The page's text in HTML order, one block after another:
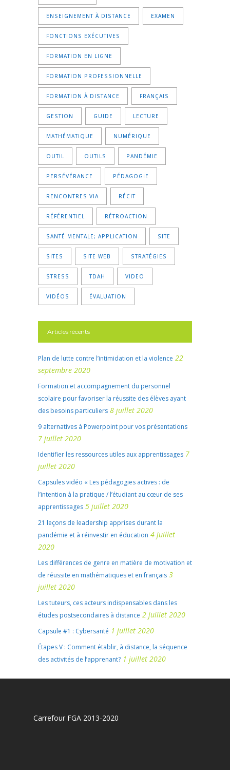
ENSEIGNEMENT À DISTANCE EXAMEN
FONCTIONS EXÉCUTIVES
FORMATION EN LIGNE
FORMATION PROFESSIONNELLE
FORMATION À DISTANCE FRANÇAIS
GESTION GUIDE LECTURE
MATHÉMATIQUE NUMÉRIQUE
OUTIL OUTILS PANDÉMIE
PERSÉVÉRANCE PÉDAGOGIE
RENCONTRES VIA RÉCIT
RÉFÉRENTIEL RÉTROACTION
SANTÉ MENTALE; APPLICATION SITE
SITES SITE WEB STRATÉGIES
STRESS TDAH VIDEO
VIDÉOS ÉVALUATION
Articles récents
Plan de lutte contre l’intimidation et la violence 22
septembre 2020
Formation et accompagnement du personnel
scolaire pour favoriser la réussite des élèves ayant
des besoins particuliers 8 juillet 2020
9 alternatives à Powerpoint pour vos présentations
7 juillet 2020
Identifier les ressources utiles aux apprentissages 7
juillet 2020
Capsules vidéo « Les pédagogies actives : de
l’intention à la pratique / l’étudiant au cœur de ses
apprentissages 5 juillet 2020
21 leçons de leadership apprises durant la
pandémie et à réinvestir en éducation 4 juillet
2020
Les différences de genre en matière de motivation et
de réussite en mathématiques et en français 3
juillet 2020
Les tuteurs, ces acteurs indispensables dans les
études postsecondaires à distance 2 juillet 2020
Capsule #1 : Cybersanté 1 juillet 2020
Étapes V : Comment établir, à distance, la séquence
des activités de l’apprenant? 1 juillet 2020
Carrefour FGA 2013-2020